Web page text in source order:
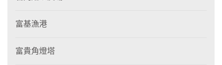
富基漁港
富貴角燈塔